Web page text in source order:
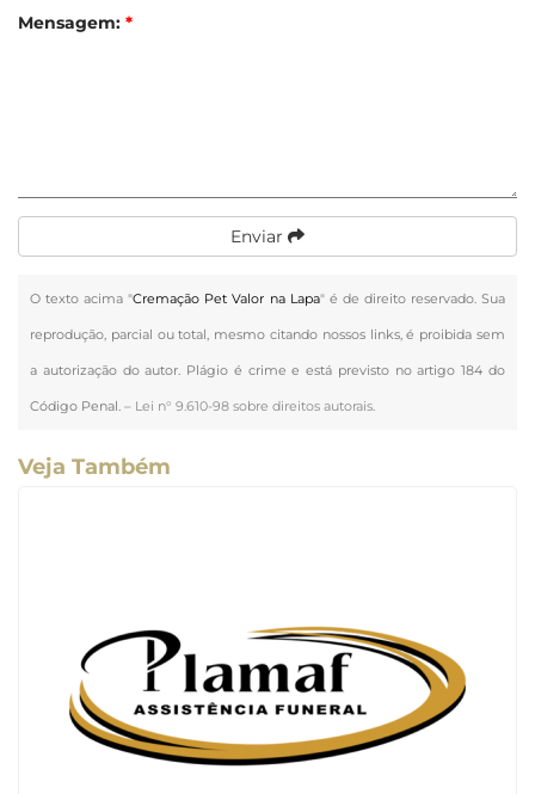
Mensagem: *
Enviar
O texto acima "Cremação Pet Valor na Lapa" é de direito reservado. Sua
reprodução, parcial ou total, mesmo citando nossos links, é proibida sem
a autorização do autor. Plágio é crime e está previsto no artigo 184 do
Código Penal. – Lei n° 9.610-98 sobre direitos autorais.
Veja Também